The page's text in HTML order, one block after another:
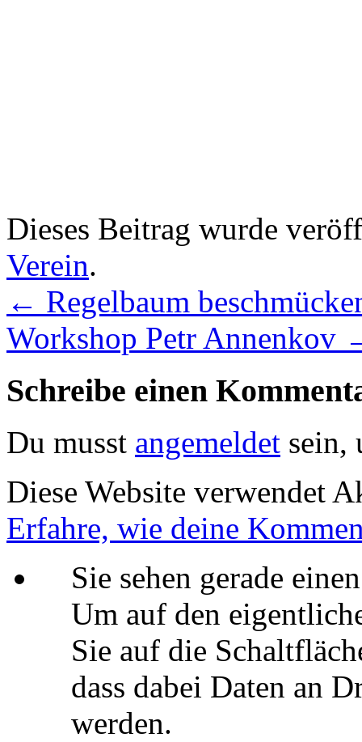
Dieses Beitrag wurde
Verein.
← Regelbaum
Workshop Petr Annenkov
Schreibe einen
Du musst angemeldet sein,
Diese Website verwendet
Erfahre, wie deine
Sie sehen gerade
Um auf den
Sie auf die
dass dabei Daten an
werden.